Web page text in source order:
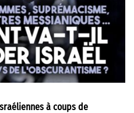
à coups de